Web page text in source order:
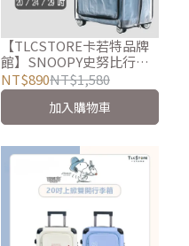
【TLCSTORE卡若特品牌
館】SNOOPY史努比行李
箱透明保護套 20吋/24
吋/29吋
NT$890NT$1,580
加入購物車